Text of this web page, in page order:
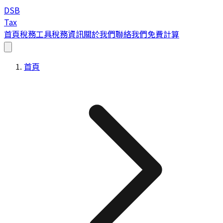
DSB
Tax
首頁稅務工具稅務資訊關於我們聯絡我們免費計算
首頁